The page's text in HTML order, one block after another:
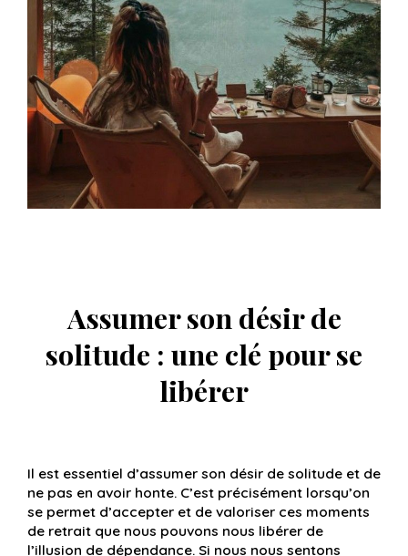
Assumer son désir de
solitude : une clé pour se
libérer
Il est essentiel d’assumer son désir de solitude et de
ne pas en avoir honte. C’est précisément lorsqu’on
se permet d’accepter et de valoriser ces moments
de retrait que nous pouvons nous libérer de
l’illusion de dépendance. Si nous nous sentons